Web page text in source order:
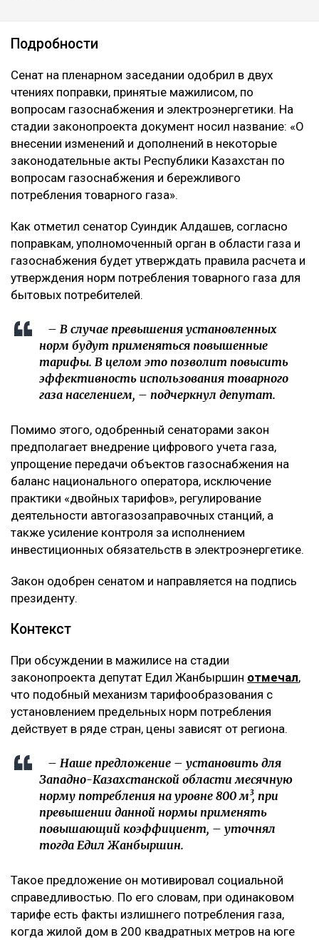
Подробности
Сенат на пленарном заседании одобрил в двух
чтениях поправки, принятые мажилисом, по
вопросам газоснабжения и электроэнергетики. На
стадии законопроекта документ носил название: «О
внесении изменений и дополнений в некоторые
законодательные акты Республики Казахстан по
вопросам газоснабжения и бережливого
потребления товарного газа».
Как отметил сенатор Суиндик Алдашев, согласно
поправкам, уполномоченный орган в области газа и
газоснабжения будет утверждать правила расчета и
утверждения норм потребления товарного газа для
бытовых потребителей.
– В случае превышения установленных
норм будут применяться повышенные
тарифы. В целом это позволит повысить
эффективность использования товарного
газа населением, – подчеркнул депутат.
Помимо этого, одобренный сенаторами закон
предполагает внедрение цифрового учета газа,
упрощение передачи объектов газоснабжения на
баланс национального оператора, исключение
практики «двойных тарифов», регулирование
деятельности автогазозаправочных станций, а
также усиление контроля за исполнением
инвестиционных обязательств в электроэнергетике.
Закон одобрен сенатом и направляется на подпись
президенту.
Контекст
При обсуждении в мажилисе на стадии
законопроекта депутат Едил Жанбыршин отмечал,
что подобный механизм тарифообразования с
установлением предельных норм потребления
действует в ряде стран, цены зависят от региона.
– Наше предложение – установить для
Западно-Казахстанской области месячную
норму потребления на уровне 800 м³, при
превышении данной нормы применять
повышающий коэффициент, – уточнял
тогда Едил Жанбыршин.
Такое предложение он мотивировал социальной
справедливостью. По его словам, при одинаковом
тарифе есть факты излишнего потребления газа,
когда жилой дом в 200 квадратных метров на юге